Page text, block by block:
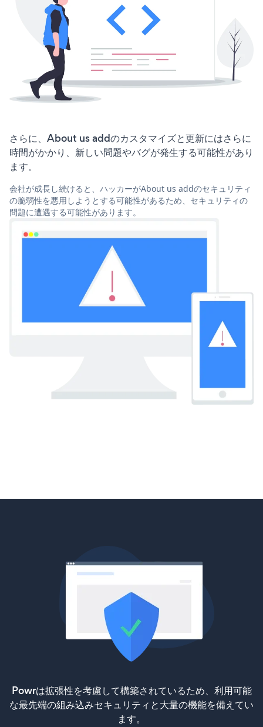
さらに、About us addのカスタマイズと更新にはさらに
時間がかかり、新しい問題やバグが発生する可能性があり
ます。
会社が成長し続けると、ハッカーがAbout us addのセキュリティ
の脆弱性を悪用しようとする可能性があるため、セキュリティの
問題に遭遇する可能性があります。
Powrは拡張性を考慮して構築されているため、利用可能
な最先端の組み込みセキュリティと大量の機能を備えてい
ます。